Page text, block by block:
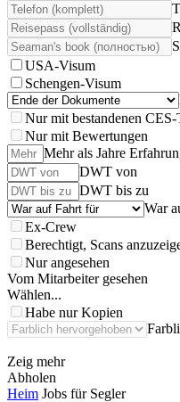
USA-Visum
Schengen-Visum
Nur mit bestandenen CES-
Nur mit Bewertungen
Mehr als Jahre
DWT von
DWT bis zu
War
Ex-Crew
Berechtigt, Scans
Nur angesehen
Vom Mitarbeiter gesehen
Wählen...
Habe nur Kopien
Zeig mehr
Abholen
Heim Jobs für Segler